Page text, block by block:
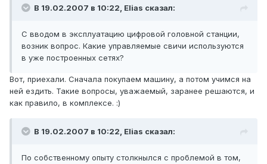
В 19.02.2007 в 10:22, Elias сказал:
С вводом в эксплуатацию цифровой головной станции,
возник вопрос. Какие управляемые свичи используются
в уже построенных сетях?
Вот, приехали. Сначала покупаем машину, а потом учимся на
ней ездить. Такие вопросы, уважаемый, заранее решаются, и
как правило, в комплексе. :)
В 19.02.2007 в 10:22, Elias сказал:
По собственному опыту столкнылся с проблемой в том,